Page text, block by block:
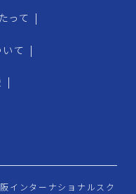
って |
て |
|
インターナショナルスク